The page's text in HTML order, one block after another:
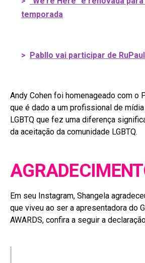
temporada
> Pabllo vai participar de
Andy Cohen foi homenageado com o
que é dado a um profissional de
LGBTQ que fez uma diferença
da aceitação da comunidade LGBTQ.
Em seu Instagram, Shangela
que viveu ao ser a apresentadora do
AWARDS, confira a seguir a